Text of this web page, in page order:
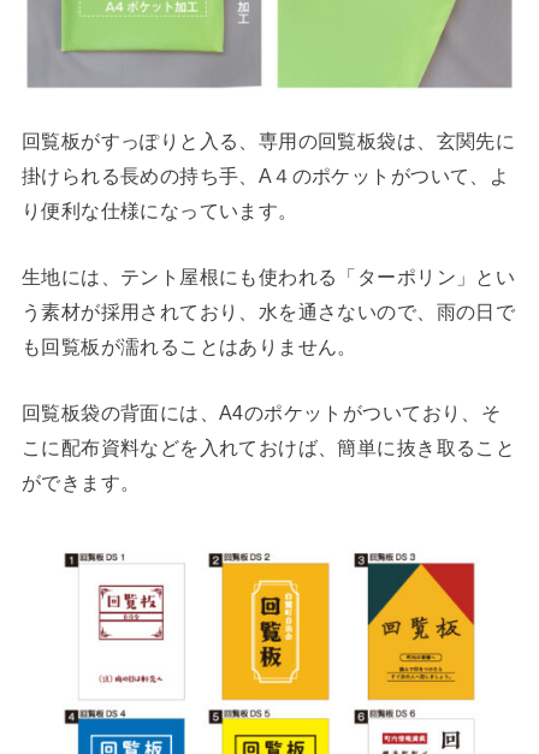
回覧板がすっぽりと入る、専用の回覧板袋は、玄関先に
掛けられる長めの持ち手、A４のポケットがついて、よ
り便利な仕様になっています。
生地には、テント屋根にも使われる「ターポリン」とい
う素材が採用されており、水を通さないので、雨の日で
も回覧板が濡れることはありません。
回覧板袋の背面には、A4のポケットがついており、そ
こに配布資料などを入れておけば、簡単に抜き取ること
ができます。